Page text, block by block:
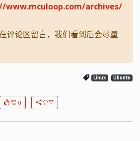
www.mculoop.com/archives/
评论区留言，我们看到后会尽量
Linux Ubuntu
赞 0 分享